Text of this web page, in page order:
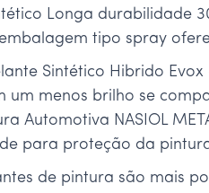
Longa durabilidade
tipo spray
Sintético Hibrido
um menos brilho se
Automotiva NASIOL
para proteção da
de pintura são mais